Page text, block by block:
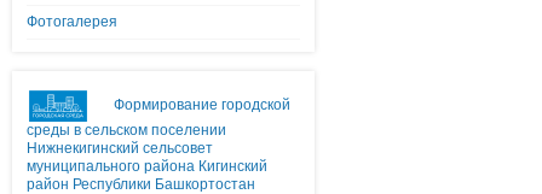
Фотогалерея
Формирование городской
среды в сельском поселении
Нижнекигинский сельсовет
муниципального района Кигинский
район Республики Башкортостан